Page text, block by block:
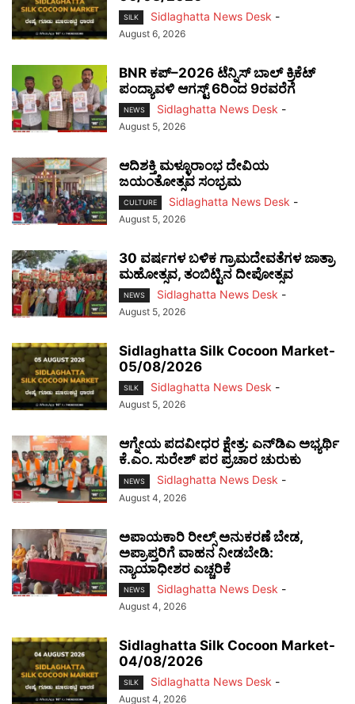
SILK Sidlaghatta News Desk -
August 6, 2026
BNR ಕಪ್–2026 ಟೆನ್ನಿಸ್ ಬಾಲ್ ಕ್ರಿಕೆಟ್
ಪಂದ್ಯಾವಳಿ ಆಗಸ್ಟ್ 6ರಿಂದ 9ರವರೆಗೆ
NEWS Sidlaghatta News Desk -
August 5, 2026
ಆದಿಶಕ್ತಿ ಮಳ್ಳೂರಾಂಭ ದೇವಿಯ
ಜಯಂತೋತ್ಸವ ಸಂಭ್ರಮ
CULTURE Sidlaghatta News Desk -
August 5, 2026
30 ವರ್ಷಗಳ ಬಳಿಕ ಗ್ರಾಮದೇವತೆಗಳ ಜಾತ್ರಾ
ಮಹೋತ್ಸವ, ತಂಬಿಟ್ಟಿನ ದೀಪೋತ್ಸವ
NEWS Sidlaghatta News Desk -
August 5, 2026
Sidlaghatta Silk Cocoon Market-
05/08/2026
SILK Sidlaghatta News Desk -
August 5, 2026
ಆಗ್ನೇಯ ಪದವೀಧರ ಕ್ಷೇತ್ರ: ಎನ್‌ಡಿಎ ಅಭ್ಯರ್ಥಿ
ಕೆ.ಎಂ. ಸುರೇಶ್ ಪರ ಪ್ರಚಾರ ಚುರುಕು
NEWS Sidlaghatta News Desk -
August 4, 2026
ಅಪಾಯಕಾರಿ ರೀಲ್ಸ್ ಅನುಕರಣೆ ಬೇಡ,
ಅಪ್ರಾಪ್ತರಿಗೆ ವಾಹನ ನೀಡಬೇಡಿ:
ನ್ಯಾಯಾಧೀಶರ ಎಚ್ಚರಿಕೆ
NEWS Sidlaghatta News Desk -
August 4, 2026
Sidlaghatta Silk Cocoon Market-
04/08/2026
SILK Sidlaghatta News Desk -
August 4, 2026